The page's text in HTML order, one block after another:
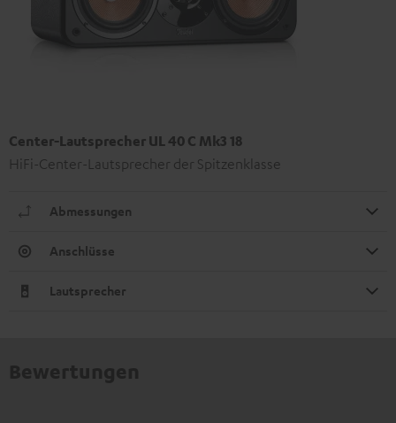
Center-Lautsprecher UL 40 C Mk3 18
HiFi-Center-Lautsprecher der Spitzenklasse
Abmessungen
Anschlüsse
Lautsprecher